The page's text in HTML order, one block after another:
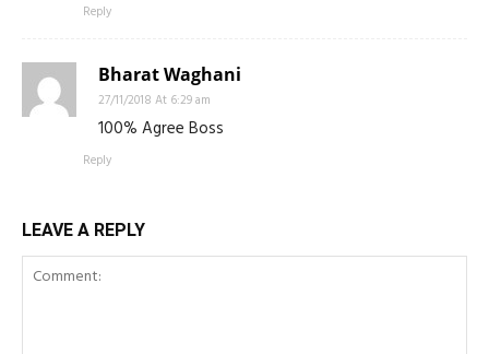
Reply
Bharat Waghani
27/11/2018 At 6:29 am
100% Agree Boss
Reply
LEAVE A REPLY